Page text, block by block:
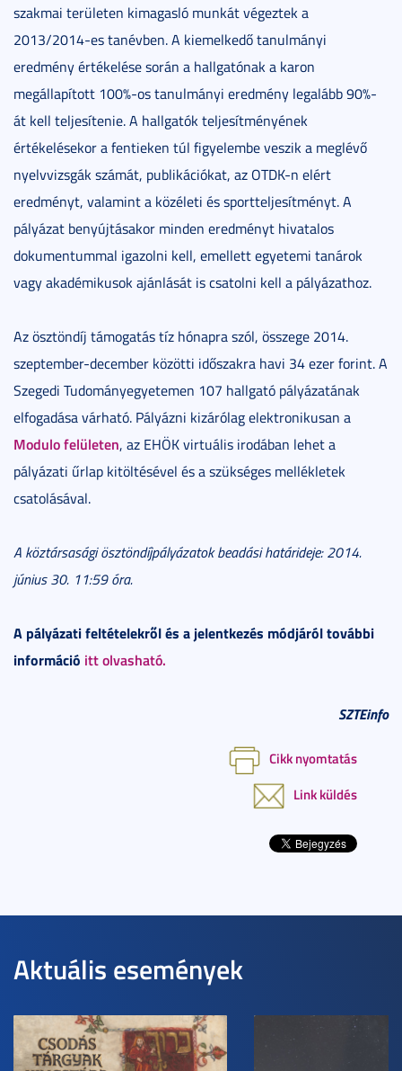
szakmai területen kimagasló munkát végeztek a
2013/2014-es tanévben. A kiemelkedő tanulmányi
eredmény értékelése során a hallgatónak a karon
megállapított 100%-os tanulmányi eredmény legalább 90%-
át kell teljesítenie. A hallgatók teljesítményének
értékelésekor a fentieken túl figyelembe veszik a meglévő
nyelvvizsgák számát, publikációkat, az OTDK-n elért
eredményt, valamint a közéleti és sportteljesítményt. A
pályázat benyújtásakor minden eredményt hivatalos
dokumentummal igazolni kell, emellett egyetemi tanárok
vagy akadémikusok ajánlását is csatolni kell a pályázathoz.
Az ösztöndíj támogatás tíz hónapra szól, összege 2014.
szeptember-december közötti időszakra havi 34 ezer forint. A
Szegedi Tudományegyetemen 107 hallgató pályázatának
elfogadása várható. Pályázni kizárólag elektronikusan a
Modulo felületen, az EHÖK virtuális irodában lehet a
pályázati űrlap kitöltésével és a szükséges mellékletek
csatolásával.
A köztársasági ösztöndíjpályázatok beadási határideje: 2014.
június 30. 11:59 óra.
A pályázati feltételekről és a jelentkezés módjáról további
információ itt olvasható.
SZTEinfo
Cikk nyomtatás
Link küldés
Aktuális események